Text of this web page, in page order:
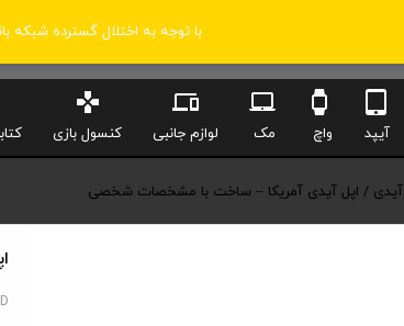
با توجه به اختلال گسترده شبکه
آیپد واچ مک لوازم جانبی کنسول بازی
/ اپل آیدی آمریکا – ساخت با مشخصات شخصی